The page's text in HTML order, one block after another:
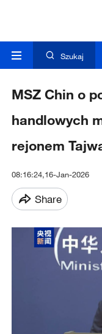
Szukaj
MSZ Chin o
handlowych
rejonem
08:16:24,16-Jan-2026
Share